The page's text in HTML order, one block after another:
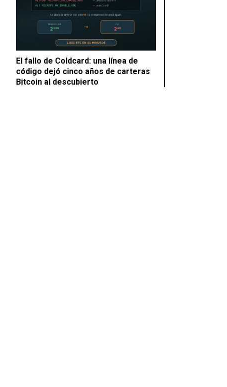
El fallo de Coldcard: una línea de
código dejó cinco años de carteras
Bitcoin al descubierto